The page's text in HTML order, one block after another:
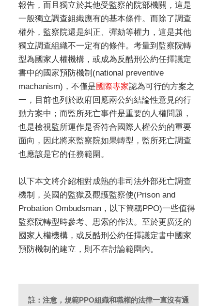
報告，而且獨立於其他受監察的院部機關，這是
一般獨立調查組織應有的基本條件。而除了調查
權外，監察院還是糾正、彈劾等權力，這是其他
獨立調查組織不一定有的條件。考量到監察院轉
型為國家人權機構，或成為反酷刑公約任擇議定
書中的國家預防機制(national preventive
machanism)，不僅是 國際專家認為可行的方案之
一，目前也列於政府回應兩公約結論性意見的行
動方案中；而監所死亡事件是重要的人權問題，
也是檢視監所運作是否符合國際人權公約的重要
面向，因此將來監察院如果轉型，監所死亡調查
也應該是它的任務範圍。
以下本文將介紹相對成熟的非司法外部死亡調查
機制，英國的監獄及觀護監察使(Prison and
Probation Ombudsman，以下簡稱PPO)一些值得
監察院轉型時參考、思索的作法。至於更廣泛的
國家人權機構，或反酷刑公約任擇議定書中國家
預防機制的建立，則不在討論範圍內。
註：注意，規範PPO組織和職權的法律一直沒有通